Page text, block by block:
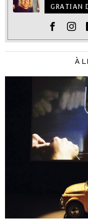
GRATIAN
À